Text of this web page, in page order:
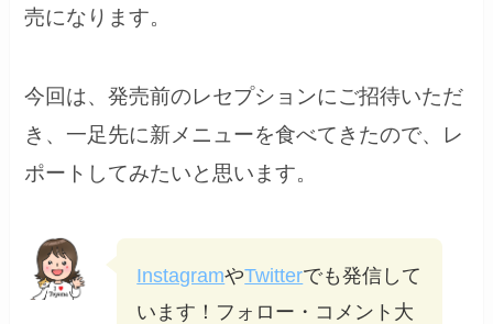
売になります。
今回は、発売前のレセプションにご招待いただ
き、一足先に新メニューを食べてきたので、レ
ポートしてみたいと思います。
InstagramやTwitterでも発信して
います！フォロー・コメント大